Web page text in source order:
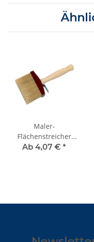
Maler-
Flächenstreicher
Kunststofffassung
Ab 4,07 € *